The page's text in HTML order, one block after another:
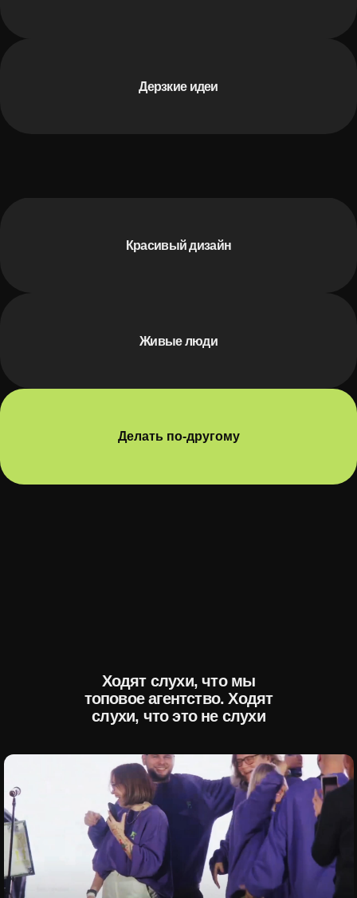
Дерзкие идеи
Живые люди
Красивый дизайн
Делать по-другому
Ходят слухи, что мы
топовое агентство. Ходят
слухи, что это не слухи